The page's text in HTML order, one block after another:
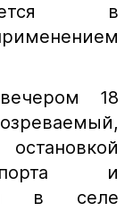
в
18
и
в селе